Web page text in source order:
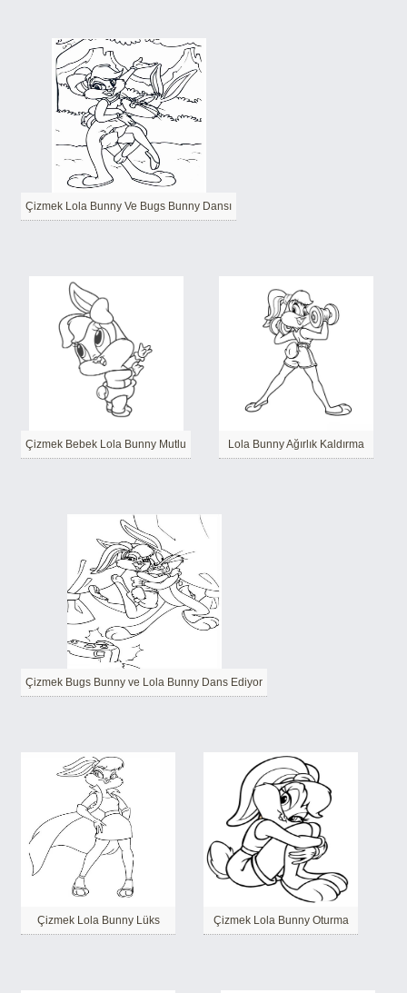
Çizmek Lola Bunny Ve Bugs Bunny Dansı
Çizmek Bebek Lola Bunny Mutlu Lola Bunny Ağırlık Kaldırma
Çizmek Bugs Bunny ve Lola Bunny Dans Ediyor
Çizmek Lola Bunny Lüks Çizmek Lola Bunny Oturma